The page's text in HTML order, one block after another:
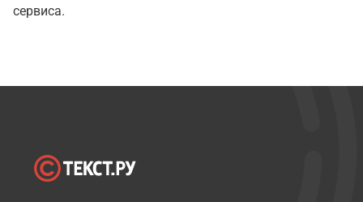
сервиса.